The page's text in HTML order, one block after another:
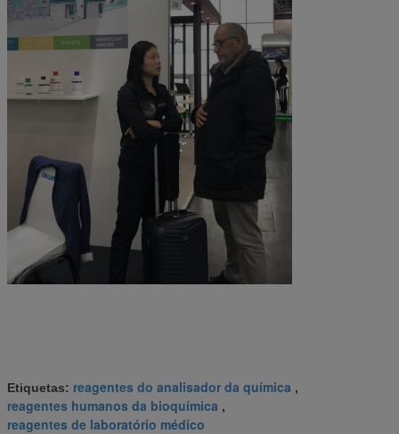
Etiquetas: reagentes do analisador da química ,
reagentes humanos da bioquímica ,
reagentes de laboratório médico